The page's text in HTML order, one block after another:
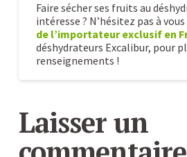
Faire sécher ses fruits au
intéresse ? N’hésitez pas à
de l’importateur exclusif en
déshydrateurs Excalibur, pour
renseignements !
Faire
sécher
ses
fruits
Laisser un